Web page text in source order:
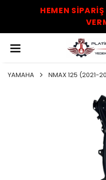
HEMEN
YAMAHA NMAX 125 (2021-